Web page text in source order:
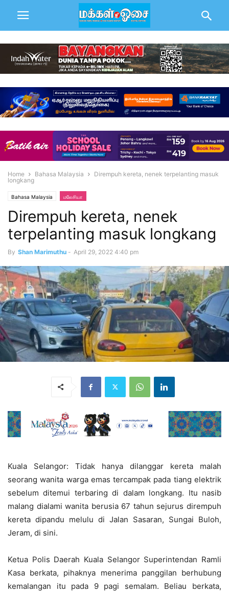
Home Bahasa Malaysia
Dirempuh kereta, nenek terpelanting masuk
longkang
Bahasa Malaysia மலேசியா
Dirempuh kereta, nenek
terpelanting masuk longkang
By Shan Marimuthu - April 29, 2022 4:40 pm
Kuala Selangor: Tidak hanya dilanggar kereta malah
seorang wanita warga emas tercampak pada tiang elektrik
sebelum ditemui terbaring di dalam longkang. Itu nasib
malang dialami wanita berusia 67 tahun sejurus dirempuh
kereta dipandu melulu di Jalan Sasaran, Sungai Buloh,
Jeram, di sini.
Ketua Polis Daerah Kuala Selangor Superintendan Ramli
Kasa berkata, pihaknya menerima panggilan berhubung
kemalangan itu pada 9 pagi semalam. Beliau berkata,